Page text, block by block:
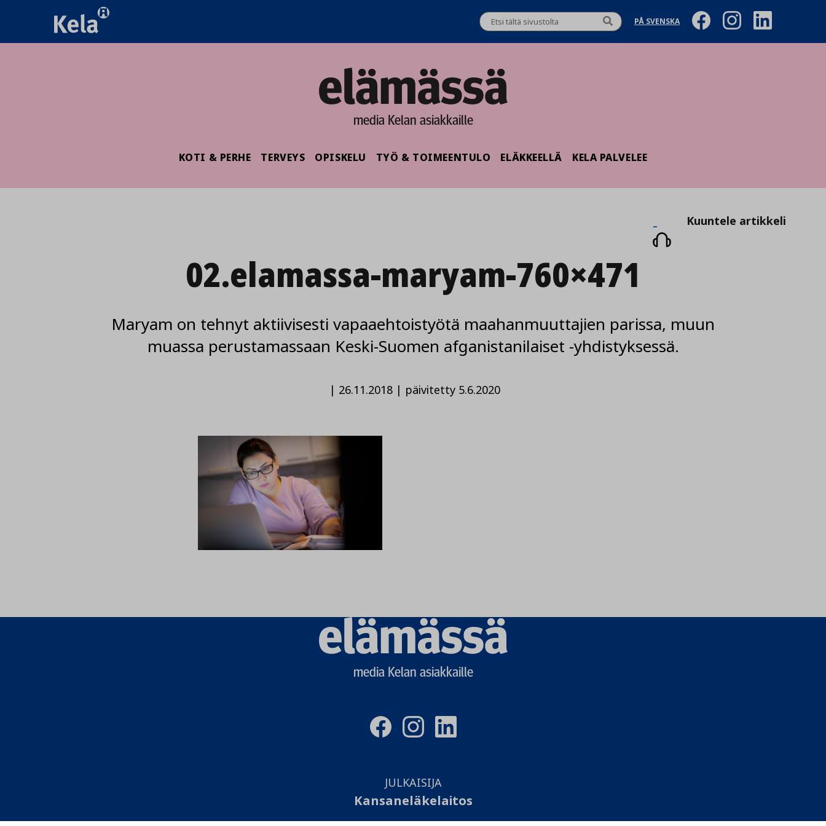
PÅ SVENSKA
media Kelan asiakkaille
KOTI & PERHE TERVEYS OPISKELU TYÖ & TOIMEENTULO ELÄKKEELLÄ KELA PALVELEE
Kuuntele
artikkeli
Kuuntele artikkeli
02.elamassa-maryam-760×471
Maryam on tehnyt aktiivisesti vapaaehtoistyötä maahanmuuttajien parissa, muun
muassa perustamassaan Keski-Suomen afganistanilaiset -yhdistyksessä.
| 26.11.2018| päivitetty 5.6.2020
Elämässä
logo
media Kelan asiakkaille
JULKAISIJA
Kansaneläkelaitos